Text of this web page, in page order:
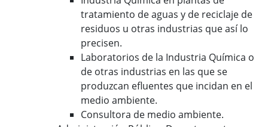
tratamiento de aguas y de reciclaje de
residuos u otras industrias que así lo
precisen.
Laboratorios de la Industria Química o
de otras industrias en las que se
produzcan efluentes que incidan en el
medio ambiente.
Consultora de medio ambiente.